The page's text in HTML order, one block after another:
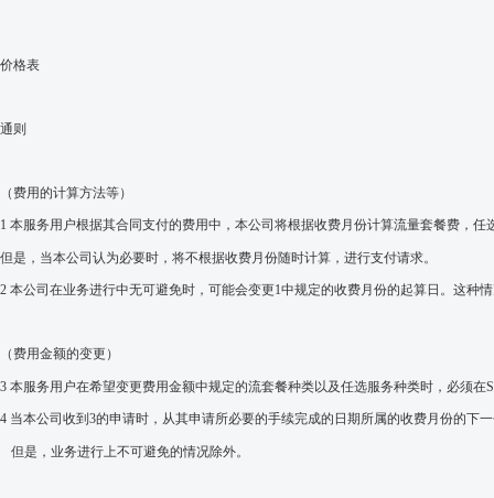
价格表
通则
（费用的计算方法等）
1 本服务用户根据其合同支付的费用中，本公司将根据收费月份计算流量套餐费，任
但是，当本公司认为必要时，将不根据收费月份随时计算，进行支付请求。
2 本公司在业务进行中无可避免时，可能会变更1中规定的收费月份的起算日。这种
（费用金额的变更）
3 本服务用户在希望变更费用金额中规定的流套餐种类以及任选服务种类时，必须在
4 当本公司收到 3的申请时，从其申请所必要的手续完成的日期所属的收费月份的下
但是，业务进行上不可避免的情况除外。